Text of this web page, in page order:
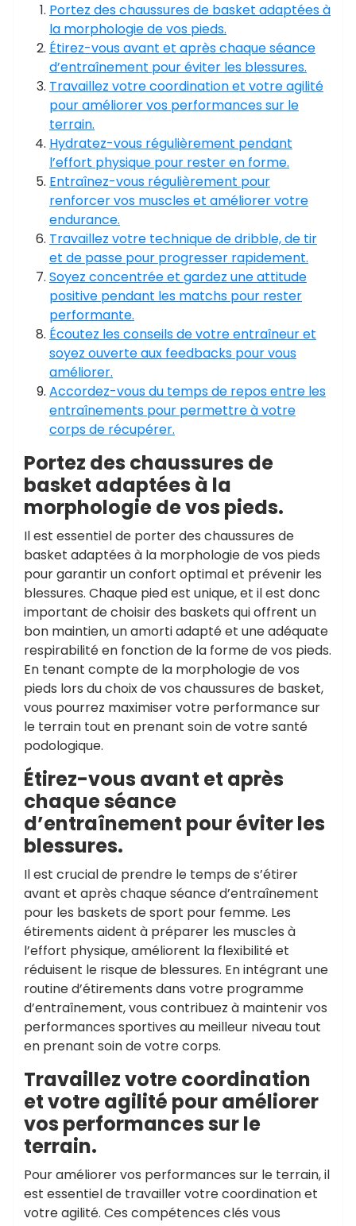
Portez des chaussures de basket adaptées à
la morphologie de vos pieds.
Étirez-vous avant et après chaque séance
d’entraînement pour éviter les blessures.
Travaillez votre coordination et votre agilité
pour améliorer vos performances sur le
terrain.
Hydratez-vous régulièrement pendant
l’effort physique pour rester en forme.
Entraînez-vous régulièrement pour
renforcer vos muscles et améliorer votre
endurance.
Travaillez votre technique de dribble, de tir
et de passe pour progresser rapidement.
Soyez concentrée et gardez une attitude
positive pendant les matchs pour rester
performante.
Écoutez les conseils de votre entraîneur et
soyez ouverte aux feedbacks pour vous
améliorer.
Accordez-vous du temps de repos entre les
entraînements pour permettre à votre
corps de récupérer.
Portez des chaussures de
basket adaptées à la
morphologie de vos pieds.
Il est essentiel de porter des chaussures de
basket adaptées à la morphologie de vos pieds
pour garantir un confort optimal et prévenir les
blessures. Chaque pied est unique, et il est donc
important de choisir des baskets qui offrent un
bon maintien, un amorti adapté et une adéquate
respirabilité en fonction de la forme de vos pieds.
En tenant compte de la morphologie de vos
pieds lors du choix de vos chaussures de basket,
vous pourrez maximiser votre performance sur
le terrain tout en prenant soin de votre santé
podologique.
Étirez-vous avant et après
chaque séance
d’entraînement pour éviter les
blessures.
Il est crucial de prendre le temps de s’étirer
avant et après chaque séance d’entraînement
pour les baskets de sport pour femme. Les
étirements aident à préparer les muscles à
l’effort physique, améliorent la flexibilité et
réduisent le risque de blessures. En intégrant une
routine d’étirements dans votre programme
d’entraînement, vous contribuez à maintenir vos
performances sportives au meilleur niveau tout
en prenant soin de votre corps.
Travaillez votre coordination
et votre agilité pour améliorer
vos performances sur le
terrain.
Pour améliorer vos performances sur le terrain, il
est essentiel de travailler votre coordination et
votre agilité. Ces compétences clés vous